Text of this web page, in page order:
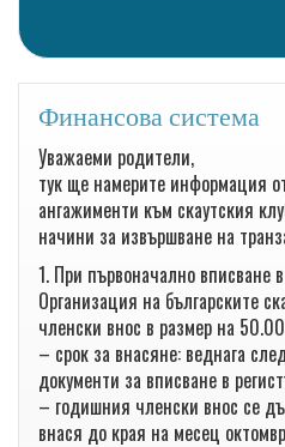
Финансова система
Уважаеми родители,
тук ще намерите информация
ангажименти към скаутския
начини за извършване на
1. При първоначално вписване
Организация на българските
членски внос в размер на
– срок за внасяне: веднага
документи за вписване в
– годишния членски внос се
внася до края на месец